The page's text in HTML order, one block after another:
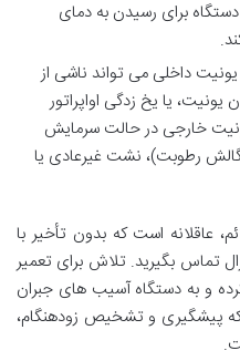
برای رسیدن به دمای
داخلی می تواند ناشی از
یونیت، یا یخ زدگی اواپراتور
خارجی در حالت سرمایش
رطوبت)، نشت غیرعادی یا
عاقلانه است که بدون تأخیر با
تماس بگیرید. تلاش برای تعمیر
و به دستگاه آسیب های جبران
که پیشگیری و تشخیص زودهنگام،